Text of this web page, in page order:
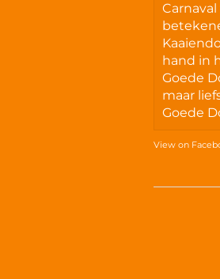
hand in
Goede
maar
Goede
View on